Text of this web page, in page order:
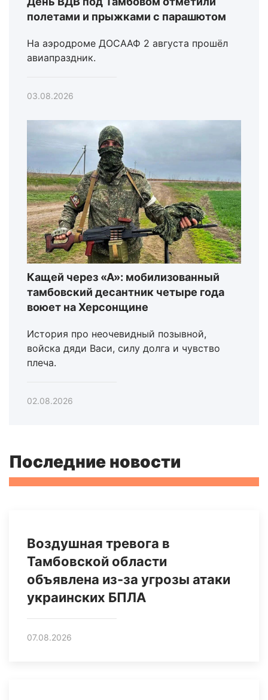
полетами и прыжками с парашютом
На аэродроме ДОСААФ 2 августа прошёл
авиапраздник.
03.08.2026
Кащей через «А»: мобилизованный
тамбовский десантник четыре года
воюет на Херсонщине
История про неочевидный позывной,
войска дяди Васи, силу долга и чувство
плеча.
02.08.2026
Последние новости
Воздушная тревога в
Тамбовской области
объявлена из-за угрозы атаки
украинских БПЛА
07.08.2026